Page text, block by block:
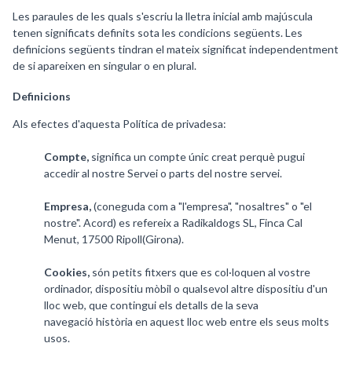
Les paraules de les quals s'escriu la lletra inicial amb majúscula
tenen significats definits sota les condicions següents. Les
definicions següents tindran el mateix significat independentment
de si apareixen en singular o en plural.
Definicions
Als efectes d'aquesta Política de privadesa:
Compte, significa un compte únic creat perquè pugui
accedir al nostre Servei o parts del nostre servei.
Empresa,(coneguda com a "l'empresa", "nosaltres" o "el
nostre". Acord) es refereix a Radikaldogs SL, Finca Cal
Menut, 17500 Ripoll(Girona).
Cookies, són petits fitxers que es col·loquen al vostre
ordinador, dispositiu mòbil o qualsevol altre dispositiu d'un
lloc web, que contingui els detalls de la seva
navegació història en aquest lloc web entre els seus molts
usos.